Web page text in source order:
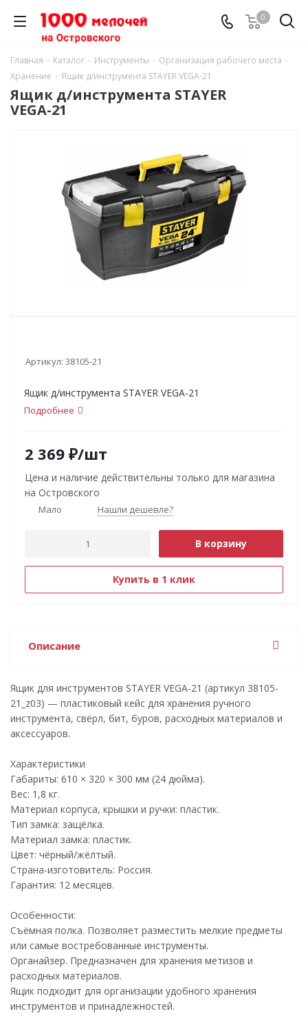
0
Главная - Каталог - Инструменты - Организация рабочего места -
Хранение - Ящик д/инструмента STAYER VEGA-21
Ящик д/инструмента STAYER
VEGA-21
Артикул: 38105-21
Ящик д/инструмента STAYER VEGA-21
Подробнее
2 369 ₽/шт
Цена и наличие действительны только для магазина
на Островского
Мало Нашли дешевле?
В корзину
Купить в 1 клик
Описание
Ящик для инструментов STAYER VEGA-21 (артикул 38105-
21_z03) — пластиковый кейс для хранения ручного
инструмента, свёрл, бит, буров, расходных материалов и
аксессуаров.
Характеристики
Габариты: 610 × 320 × 300 мм (24 дюйма).
Вес: 1,8 кг.
Материал корпуса, крышки и ручки: пластик.
Тип замка: защёлка.
Материал замка: пластик.
Цвет: чёрный/жёлтый.
Страна-изготовитель: Россия.
Гарантия: 12 месяцев.
Особенности:
Съёмная полка. Позволяет разместить мелкие предметы
или самые востребованные инструменты.
Органайзер. Предназначен для хранения метизов и
расходных материалов.
Ящик подходит для организации удобного хранения
инструментов и принадлежностей.